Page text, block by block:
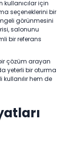
için
seçeneklerini bir
görünmesini
salonunu
bir referans
çözüm arayan
yeterli bir oturma
hem de